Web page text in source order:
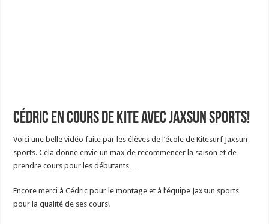
Cédric en cours de kite avec Jaxsun Sports!
Voici une belle vidéo faite par les élèves de l’école de Kitesurf Jaxsun
sports. Cela donne envie un max de recommencer la saison et de
prendre cours pour les débutants…
Encore merci à Cédric pour le montage et à l’équipe Jaxsun sports
pour la qualité de ses cours!